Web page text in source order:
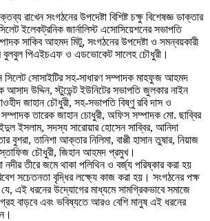
রাখেন সংগঠনের উপদেষ্টা বিশিষ্ট চক্ষু বিশেষজ্ঞ ডাক্তার
ইলেকট্রনিক জার্নালিস্ট এসোসিয়েশনের সভাপতি
সাকিব আহমদ মিটু, সংগঠনের উপদেষ্টা ও সমন্বয়কারী
বুলবুল পিএইচএফ ও এডভোকেট সালেহ চৌধুরী।
সোসাইটির সহ-সাধারণ সম্পাদক মাহফুজ আহমদ
উদ্দিন, স্টুডেন্ট ইউনিটের সভাপতি জুলকার নাইন
জাহান চৌধুরী, সহ-সভাপতি বিষ্ণু রবি দাস ও
তারেক জাহান চোধুরী, অফিস সম্পাদক মো. ছাব্বির
ইসলাম, সদস্য সারোয়ার হোসেন সাব্বির, আনিদা
তানিশা আক্তার নিলিমা, বাপ্পী হাসান তুষার, নিয়াজ
চৌধুরী, জিহান আহমদ প্রমুখ।
তীরে জমে থাকা পলিথিন ও বর্জ্য পরিষ্কার করা হয়
সচেতনতা বৃদ্ধির লক্ষ্যে কাজ করা হয়। সংগঠনের পক্ষ
এই ধরনের উদ্যোগের মাধ্যমে সামগ্রিকভাবে সমাজে
বাড়বে এবং ভবিষ্যতে আরও বেশি মানুষ এই ধরনের